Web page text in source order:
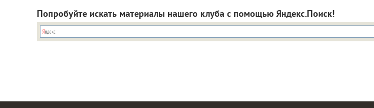
Попробуйте искать материалы нашего клуба с помощью Яндекс.Поиск!